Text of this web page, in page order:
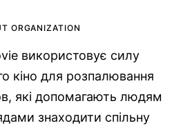
ORGANIZATION
використовує силу
кіно для розпалювання
які допомагають людям
знаходити спільну